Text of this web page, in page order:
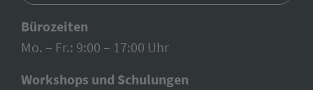
Bürozeiten
Mo. – Fr.: 9:00 – 17:00 Uhr
Workshops und Schulungen